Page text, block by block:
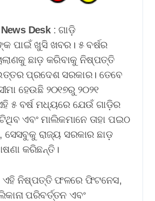
News Desk: ଗାଡ଼ି
ପାଇଁ ଖୁସି ଖବର। ୫ ବର୍ଷର
ଛାଡ଼ କରିବାକୁ ନିଷ୍ପତ୍ତି
ପ୍ରଦେଶ ସରକାର। ତେବେ
ହେଉଛି ୨୦୧୭ରୁ ୨୦୨୧
୫ ବର୍ଷ ମଧ୍ୟରେ ଯେଉଁ ଗାଡ଼ିର
ଏବଂ ମାଲିକମାନେ ତାହା ପଇଠ
ରାଜ୍ୟ ସରକାର ଛାଡ଼
କରିଛନ୍ତି।
ଏହି ନିଷ୍ପତ୍ତି ଫଳରେ ଫିଟନେସ,
ପରିବର୍ତ୍ତନ ଏବଂ